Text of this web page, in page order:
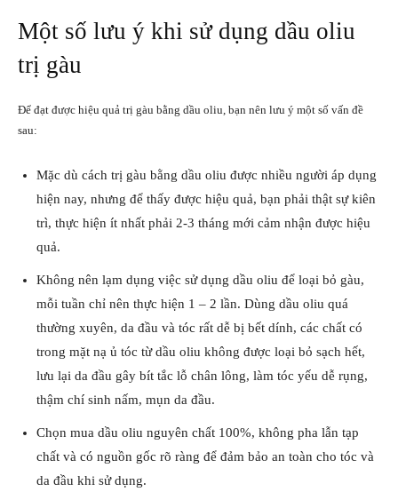
Một số lưu ý khi sử dụng dầu oliu
trị gàu
Để đạt được hiệu quả trị gàu bằng dầu oliu, bạn nên lưu ý một số vấn đề
sau:
Mặc dù cách trị gàu bằng dầu oliu được nhiều người áp dụng
hiện nay, nhưng để thấy được hiệu quả, bạn phải thật sự kiên
trì, thực hiện ít nhất phải 2-3 tháng mới cảm nhận được hiệu
quả.
Không nên lạm dụng việc sử dụng dầu oliu để loại bỏ gàu,
mỗi tuần chỉ nên thực hiện 1 – 2 lần. Dùng dầu oliu quá
thường xuyên, da đầu và tóc rất dễ bị bết dính, các chất có
trong mặt nạ ủ tóc từ dầu oliu không được loại bỏ sạch hết,
lưu lại da đầu gây bít tắc lỗ chân lông, làm tóc yếu dễ rụng,
thậm chí sinh nấm, mụn da đầu.
Chọn mua dầu oliu nguyên chất 100%, không pha lẫn tạp
chất và có nguồn gốc rõ ràng để đảm bảo an toàn cho tóc và
da đầu khi sử dụng.